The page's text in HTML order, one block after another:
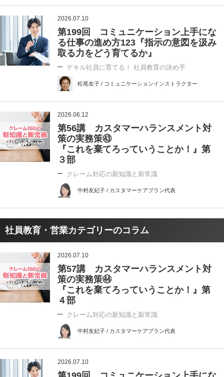
2026.07.10
第199回 コミュニケーション上手にな
る仕事の進め方123『指示の意図を汲み
取る力をどう育てるか』
デキル社員に育てる！ 社員教育の決め手
松尾友子 / コミュニケーションインストラクター
2026.06.12
第56講 カスタマーハランスメント対
策の実務策㊸
『これを棄てろっていうことか！』第
３部
クレーム対応の新知識と新常識
中村友妃子 / カスタマーケアプラン代表
社員教育・営業カテゴリーのコラム
2026.07.10
第57講 カスタマーハランスメント対
策の実務策㊹
『これを棄てろっていうことか！』第
４部
クレーム対応の新知識と新常識
中村友妃子 / カスタマーケアプラン代表
2026.07.10